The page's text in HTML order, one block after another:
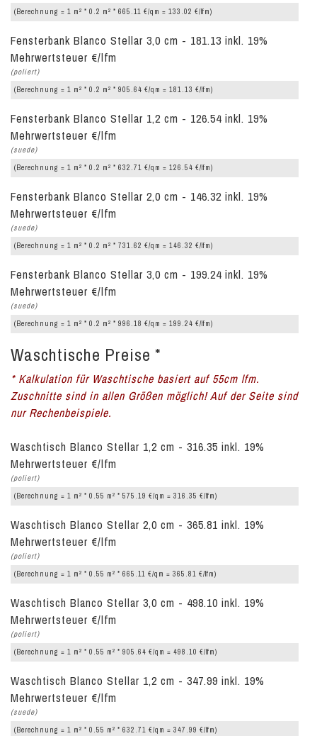
(Berechnung = 1 m 2 * 0.2 m 2 * 665.11 €/qm = 133.02 €/lfm)
Fensterbank Blanco Stellar 3,0 cm - 181.13 inkl. 19%
Mehrwertsteuer €/lfm
(poliert)
(Berechnung = 1 m 2 * 0.2 m 2 * 905.64 €/qm = 181.13 €/lfm)
Fensterbank Blanco Stellar 1,2 cm - 126.54 inkl. 19%
Mehrwertsteuer €/lfm
(suede)
(Berechnung = 1 m 2 * 0.2 m 2 * 632.71 €/qm = 126.54 €/lfm)
Fensterbank Blanco Stellar 2,0 cm - 146.32 inkl. 19%
Mehrwertsteuer €/lfm
(suede)
(Berechnung = 1 m 2 * 0.2 m 2 * 731.62 €/qm = 146.32 €/lfm)
Fensterbank Blanco Stellar 3,0 cm - 199.24 inkl. 19%
Mehrwertsteuer €/lfm
(suede)
(Berechnung = 1 m 2 * 0.2 m 2 * 996.18 €/qm = 199.24 €/lfm)
Waschtische Preise *
* Kalkulation für Waschtische basiert auf 55cm lfm.
Zuschnitte sind in allen Größen möglich! Auf der Seite sind
nur Rechenbeispiele.
Waschtisch Blanco Stellar 1,2 cm - 316.35 inkl. 19%
Mehrwertsteuer €/lfm
(poliert)
(Berechnung = 1 m 2 * 0.55 m 2 * 575.19 €/qm = 316.35 €/lfm)
Waschtisch Blanco Stellar 2,0 cm - 365.81 inkl. 19%
Mehrwertsteuer €/lfm
(poliert)
(Berechnung = 1 m 2 * 0.55 m 2 * 665.11 €/qm = 365.81 €/lfm)
Waschtisch Blanco Stellar 3,0 cm - 498.10 inkl. 19%
Mehrwertsteuer €/lfm
(poliert)
(Berechnung = 1 m 2 * 0.55 m 2 * 905.64 €/qm = 498.10 €/lfm)
Waschtisch Blanco Stellar 1,2 cm - 347.99 inkl. 19%
Mehrwertsteuer €/lfm
(suede)
(Berechnung = 1 m 2 * 0.55 m 2 * 632.71 €/qm = 347.99 €/lfm)